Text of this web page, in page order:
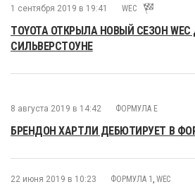
1 сентября 2019 в 19:41 WEC
TOYOTA ОТКРЫЛА НОВЫЙ СЕЗОН
СИЛЬВЕРСТОУНЕ
8 августа 2019 в 14:42 ФОРМУЛА E
БРЕНДОН ХАРТЛИ ДЕБЮТИРУЕТ В
22 июня 2019 в 10:23 ФОРМУЛА 1 , WEC